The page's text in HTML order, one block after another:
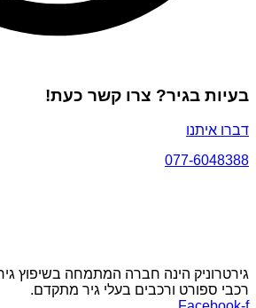
בעיות בגיר? צרו קשר כעת!
דברו איתנו
077-6048388
גירטרוניק הינה חברה המתמחה בשיפוץ
רכבי ספורט ורכבים בעלי גיר מתקדם.